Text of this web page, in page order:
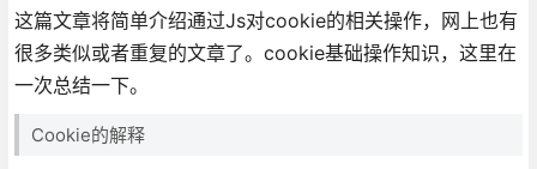
这篇文章将简单介绍通过Js对cookie的相关操作，网上也有
很多类似或者重复的文章了。cookie基础操作知识，这里在
一次总结一下。
Cookie的解释